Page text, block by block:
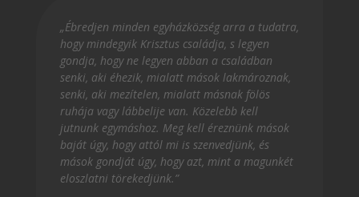
„Ébredjen minden egyházközség arra a tudatra,
hogy mindegyik Krisztus családja, s legyen
gondja, hogy ne legyen abban a családban
senki, aki éhezik, mialatt mások lakmároznak,
senki, aki mezítelen, mialatt másnak fölös
ruhája vagy lábbelije van. Közelebb kell
jutnunk egymáshoz. Meg kell éreznünk mások
baját úgy, hogy attól mi is szenvedjünk, és
mások gondját úgy, hogy azt, mint a magunkét
eloszlatni törekedjünk.”